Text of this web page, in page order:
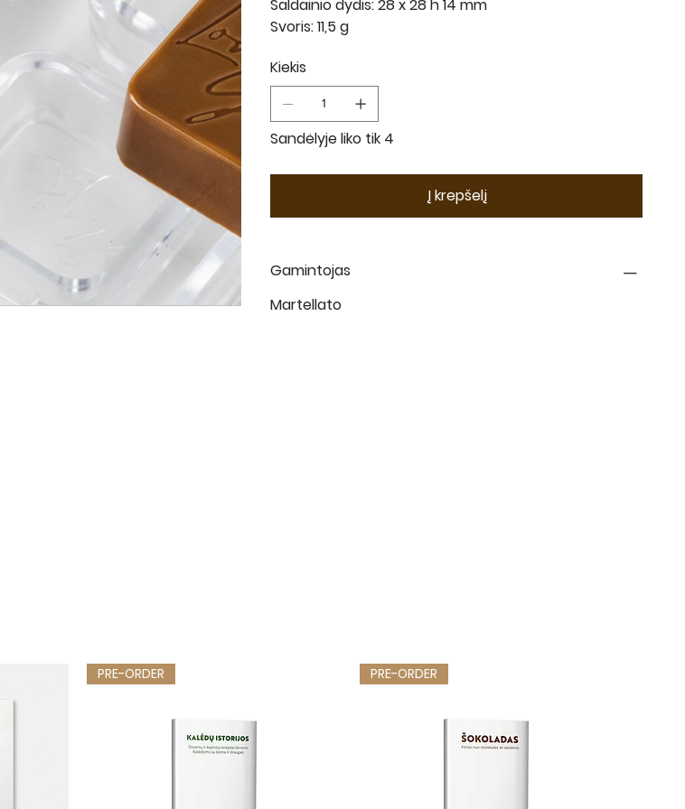
PRE-ORDER PRE-ORDER
Saldainio dydis: 28 x 28 h 14 mm
Svoris: 11,5 g
Kiekis
Sandėlyje liko tik 4
Į krepšelį
Gamintojas
Martellato